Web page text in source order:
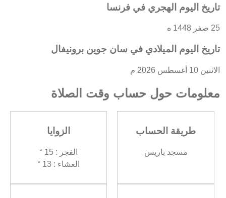
تاريخ اليوم الهجري في فرنسا
25 صفر 1448 ه
تاريخ اليوم الميلادي في سان جوين برونيفال
الاثنين 10 أغسطس 2026 م
معلومات حول حساب وقت الصلاة
طريقة الحساب
مسجد باريس
الزوايا
الفجر : 15 °
العشاء : 13 °